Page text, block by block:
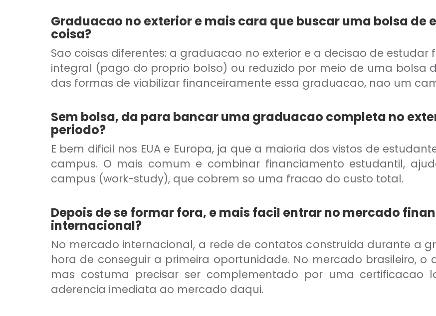
Graduacao no exterior e mais cara que buscar uma bolsa de
coisa?
Sao coisas diferentes: a graduacao no exterior e a decisao de
integral (pago do proprio bolso) ou reduzido por meio de uma bolsa
das formas de viabilizar financeiramente essa graduacao, nao um
Sem bolsa, da para bancar uma graduacao completa no
periodo?
E bem dificil nos EUA e Europa, ja que a maioria dos vistos de
campus. O mais comum e combinar financiamento estudantil,
campus (work-study), que cobrem so uma fracao do custo total.
Depois de se formar fora, e mais facil entrar no mercado
internacional?
No mercado internacional, a rede de contatos construida durante a
hora de conseguir a primeira oportunidade. No mercado brasileiro, o
mas costuma precisar ser complementado por uma certificacao
aderencia imediata ao mercado daqui.